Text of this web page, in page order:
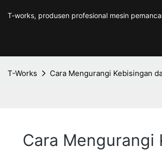
T-works, produsen profesional mesin
T-Works Cara Mengurangi Kebisingan
Cara Mengurangi